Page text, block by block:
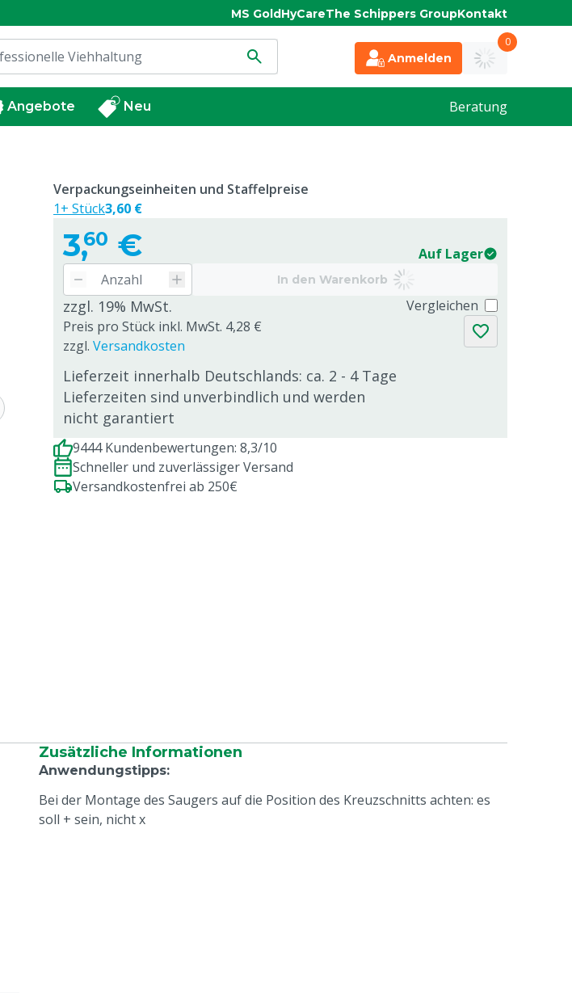
MS GoldHyCareThe Schippers GroupKontakt
Anmelden
0
Angebote Neu Beratung
3,60 € Auf Lager
In den Warenkorb
zzgl. 19% MwSt.
Preis pro Stück inkl. MwSt. 4,28 €
zzgl. Versandkosten
Lieferzeit innerhalb Deutschlands: ca. 2 - 4 Tage
Lieferzeiten sind unverbindlich und werden
nicht garantiert
Vergleichen
Verpackungseinheiten und Staffelpreise
1+ Stück3,60 €
9444 Kundenbewertungen: 8,3/10
Schneller und zuverlässiger Versand
Versandkostenfrei ab 250€
Zusätzliche Informationen
Anwendungstipps:
Bei der Montage des Saugers auf die Position des Kreuzschnitts achten: es
soll + sein, nicht x